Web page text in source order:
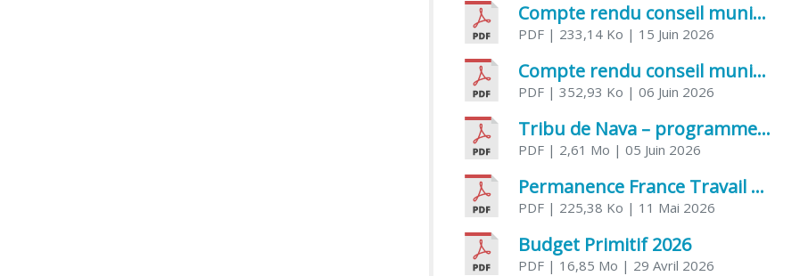
Compte rendu conseil municipal 5 juin 2026 sénatoriale
PDF | 233,14 Ko | 15 Juin 2026
Compte rendu conseil municipal – 21 avril 2026
PDF | 352,93 Ko | 06 Juin 2026
Tribu de Nava – programme et inscriptions été 2026
PDF | 2,61 Mo | 05 Juin 2026
Permanence France Travail au CCAS de Saujon Juin 2026
PDF | 225,38 Ko | 11 Mai 2026
Budget Primitif 2026
PDF | 16,85 Mo | 29 Avril 2026